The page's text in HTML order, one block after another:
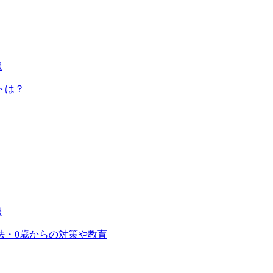
は？
・0歳からの対策や教育